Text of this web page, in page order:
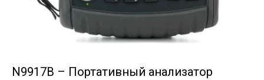
N9917B – Портативный анализатор